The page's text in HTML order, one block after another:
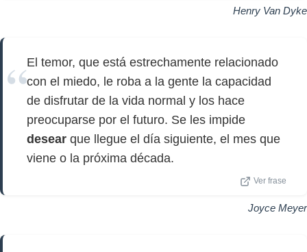
Henry Van Dyke
El temor, que está estrechamente relacionado
con el miedo, le roba a la gente la capacidad
de disfrutar de la vida normal y los hace
preocuparse por el futuro. Se les impide
desear que llegue el día siguiente, el mes que
viene o la próxima década.
Ver frase
Joyce Meyer